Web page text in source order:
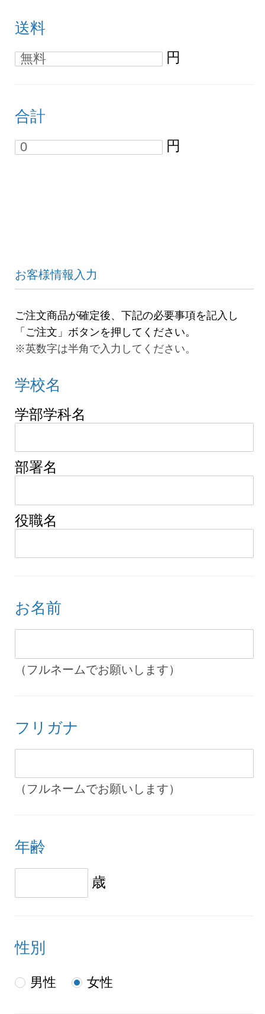
送料
円
合計
円
お客様情報入力
ご注文商品が確定後、下記の必要事項を記入し
「ご注文」ボタンを押してください。
※英数字は半角で入力してください。
学校名
学部学科名
部署名
役職名
お名前
（フルネームでお願いします）
フリガナ
（フルネームでお願いします）
年齢
歳
性別
男性 女性